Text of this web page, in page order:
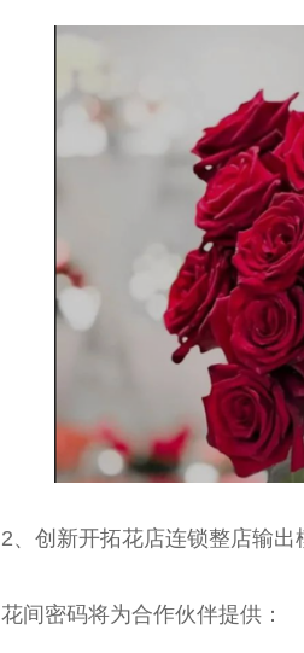
2、创新开拓花店连锁整店输出
花间密码将为合作伙伴提供：